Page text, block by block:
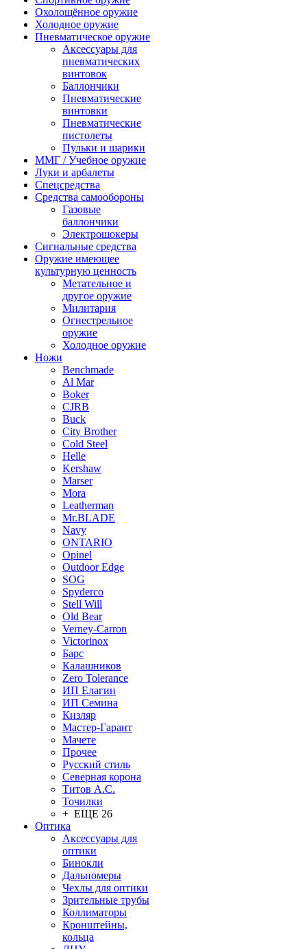
Охолощённое оружие
Холодное оружие
Пневматическое оружие
Аксессуары для
пневматических
винтовок
Баллончики
Пневматические
винтовки
Пневматические
пистолеты
Пульки и шарики
ММГ / Учебное оружие
Луки и арбалеты
Спецсредства
Средства самообороны
Газовые
баллончики
Электрошокеры
Сигнальные средства
Оружие имеющее
культурную ценность
Метательное и
другое оружие
Милитария
Огнестрельное
оружие
Холодное оружие
Ножи
Benchmade
Al Mar
Boker
CJRB
Buck
City Brother
Cold Steel
Helle
Kershaw
Marser
Mora
Leatherman
Mr.BLADE
Navy
ONTARIO
Opinel
Outdoor Edge
SOG
Spyderco
Stell Will
Old Bear
Verney-Carron
Victorinox
Барс
Калашников
Zero Tolerance
ИП Елагин
ИП Семина
Кизляр
Мастер-Гарант
Мачете
Прочее
Русский стиль
Северная корона
Титов А.С.
Точилки
+ ЕЩЕ 26
Оптика
Аксессуары для
оптики
Бинокли
Дальномеры
Чехлы для оптики
Зрительные трубы
Коллиматоры
Кронштейны,
кольца